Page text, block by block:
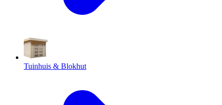
Tuinhuis & Blokhut